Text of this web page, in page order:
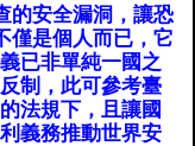
的安全漏洞，讓恐
僅是個人而已，它
已非單純一國之
制，此可參考臺
法規下，且讓國
義務推動世界安